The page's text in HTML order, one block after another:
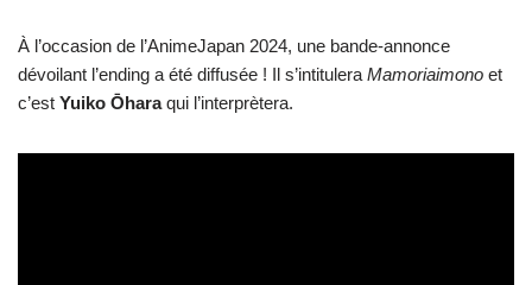
À l’occasion de l’AnimeJapan 2024, une bande-annonce
dévoilant l’ending a été diffusée ! Il s’intitulera Mamoriaimono et
c’est Yuiko Ōharaqui l’interprètera.